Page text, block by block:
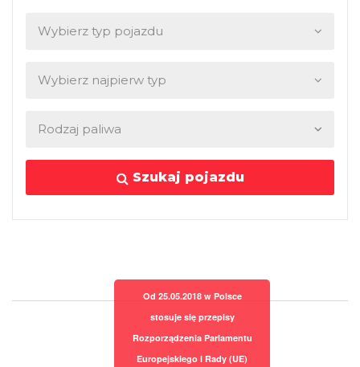
Szukaj pojazdu
Od 25.05.2018 w Polsce
stosuje się przepisy
Rozporządzenia Parlamentu
Europejskiego i Rady (UE)